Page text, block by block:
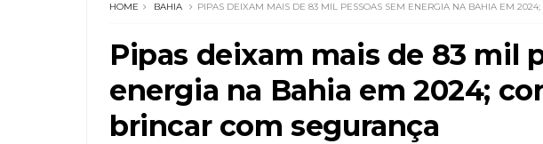
HOME BAHIA PIPAS DEIXAM MAIS DE 83 MIL PESSOAS SEM ENERGIA NA BAHIA EM
Pipas deixam mais de 83 mil
energia na Bahia em 2024;
brincar com segurança